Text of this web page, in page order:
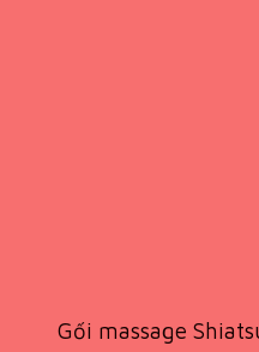
Gối massage